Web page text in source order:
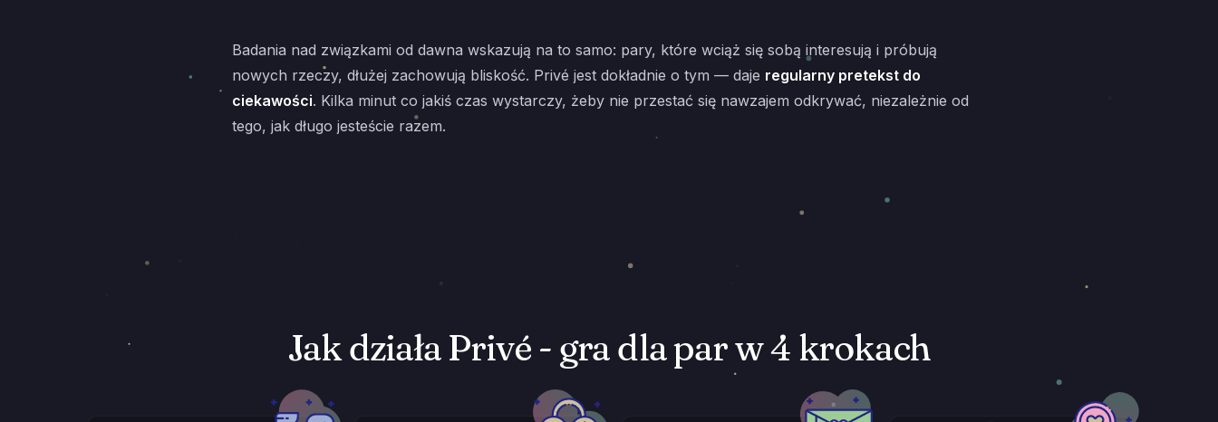
Badania nad związkami od dawna wskazują na to samo: pary, które wciąż się sobą interesują i próbują
nowych rzeczy, dłużej zachowują bliskość. Privé jest dokładnie o tym — daje regularny pretekst do
ciekawości. Kilka minut co jakiś czas wystarczy, żeby nie przestać się nawzajem odkrywać, niezależnie od
tego, jak długo jesteście razem.
Jak działa Privé - gra dla par w 4 krokach